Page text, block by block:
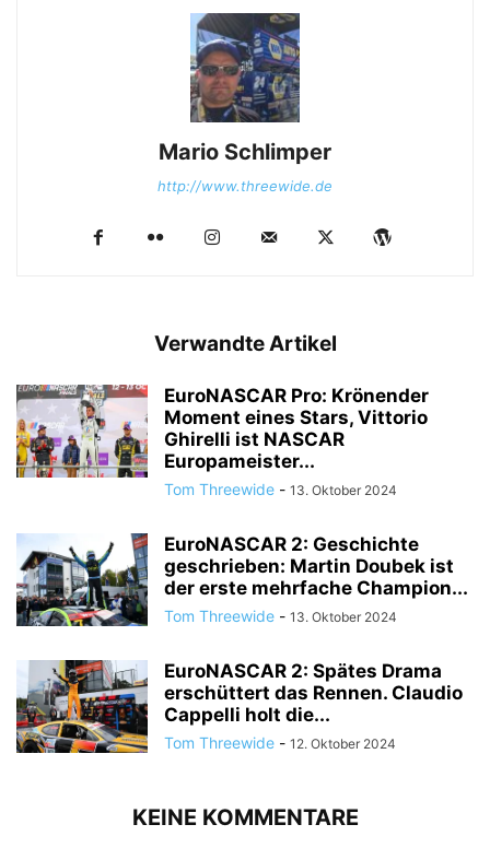
Mario Schlimper
http://www.threewide.de
Verwandte Artikel
EuroNASCAR Pro: Krönender
Moment eines Stars, Vittorio
Ghirelli ist NASCAR
Europameister...
Tom Threewide - 13. Oktober 2024
EuroNASCAR 2: Geschichte
geschrieben: Martin Doubek ist
der erste mehrfache Champion...
Tom Threewide - 13. Oktober 2024
EuroNASCAR 2: Spätes Drama
erschüttert das Rennen. Claudio
Cappelli holt die...
Tom Threewide - 12. Oktober 2024
KEINE KOMMENTARE